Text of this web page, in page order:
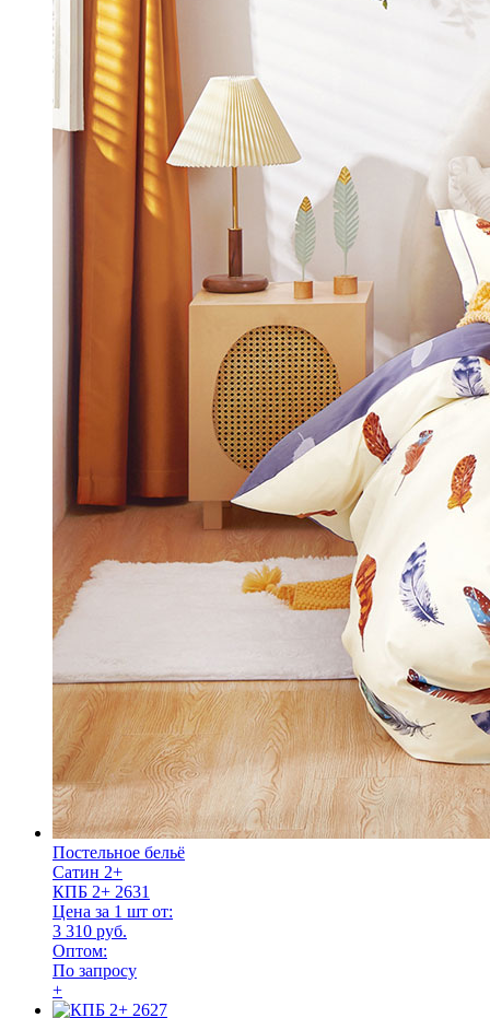
Постельное бельё
Сатин 2+
КПБ 2+ 2631
Цена за 1 шт от:
3 310 руб.
Оптом:
По запросу
+